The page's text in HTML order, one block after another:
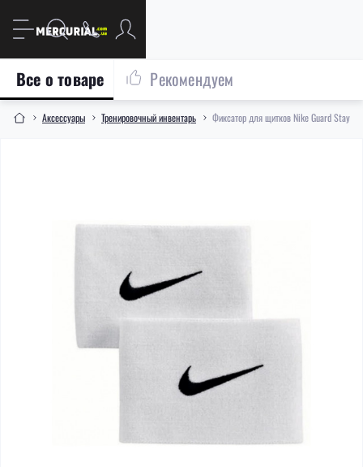
Аксессуары Тренировочный инвентарь Фиксатор для щитков Nike Guard Stay
Все о товаре Рекомендуем